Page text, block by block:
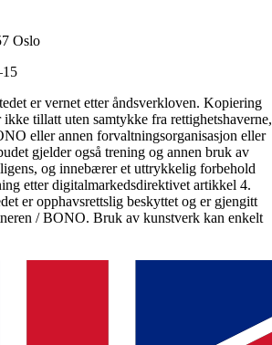
Oslo
er vernet etter åndsverkloven. Kopiering
tillatt uten samtykke fra rettighetshaverne,
eller annen forvaltningsorganisasjon eller
gjelder også trening og annen bruk av
og innebærer et uttrykkelig forbehold
etter digitalmarkedsdirektivet artikkel 4.
er opphavsrettslig beskyttet og er gjengitt
/ BONO. Bruk av kunstverk kan enkelt